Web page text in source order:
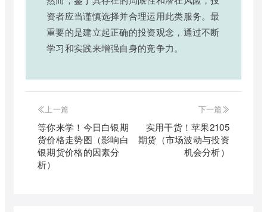
资者应当谨慎选择并合理运用此类服务。最
重要的是建立起正确的投资观念，通过不断
学习和实践来增强自身的竞争力。
上一篇
等你来学！今日白银期
货价格走势图（影响白
银期货价格的因素分
析）
下一篇
实用干货！苹果2105
期货（市场波动与投资
机会分析）